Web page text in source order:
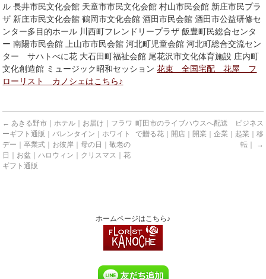
ル 長井市民文化会館 天童市市民文化会館 村山市民会館 新庄市民プラ
ザ 新庄市民文化会館 鶴岡市文化会館 酒田市民会館 酒田市公益研修セ
ンター多目的ホール 川西町フレンドリープラザ 飯豊町民総合センタ
ー 南陽市民会館 上山市市民会館 河北町児童会館 河北町総合交流セン
ター サハトべに花 大石田町福祉会館 尾花沢市文化体育施設 庄内町
文化創造館 ミュージック昭和セッション花束 全国宅配 花屋 フ
ローリスト カノシェはこちら♪
← あきる野市｜ホテル｜お届け｜フラワ
ーギフト通販｜バレンタイン｜ホワイト
デー｜卒業式｜お彼岸｜母の日｜敬老の
日｜お盆｜ハロウィン｜クリスマス｜花
ギフト通販
町田市のライブハウスへ配送 ビジネス
で贈る花｜開店｜開業｜企業｜起業｜移
転｜
→
ホームページはこちら♪